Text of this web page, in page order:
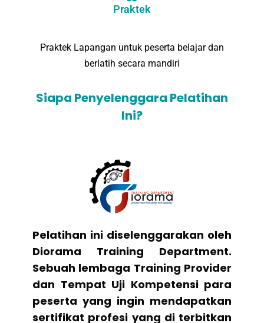
Praktek
Praktek Lapangan untuk peserta belajar dan
berlatih secara mandiri
Siapa Penyelenggara Pelatihan
Ini?
Pelatihan ini diselenggarakan oleh
Diorama Training Department.
Sebuah lembaga Training Provider
dan Tempat Uji Kompetensi para
peserta yang ingin mendapatkan
sertifikat profesi yang di terbitkan